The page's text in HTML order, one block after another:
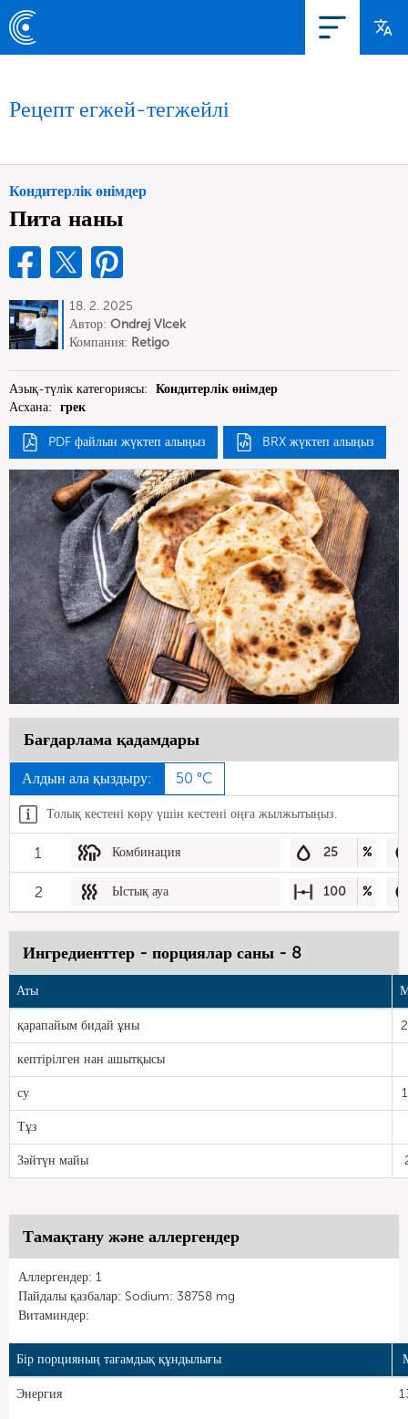
Рецепт егжей-тегжейлі
Кондитерлік өнімдер
Пита наны
18. 2. 2025
Автор: Ondrej Vlcek
Компания: Retigo
Азық-түлік категориясы: Кондитерлік өнімдер
Асхана: грек
PDF файлын жүктеп алыңыз BRX жүктеп алыңыз
Бағдарлама қадамдары
Алдын ала қыздыру: 50 °C
Толық кестені көру үшін кестені оңға жылжытыңыз.
1 Комбинация 25 %
2 Ыстық ауа 100 %
Ингредиенттер - порциялар саны - 8
Аты
қарапайым бидай ұны
кептірілген нан ашытқысы
су
Тұз
Зәйтүн майы
Тамақтану және аллергендер
Аллергендер: 1
Пайдалы қазбалар: Sodium: 38758 mg
Витаминдер:
Бір порцияның тағамдық құндылығы
Энергия